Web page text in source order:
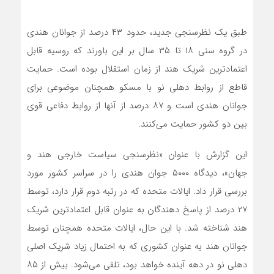
طبق یک نظرسنجی جدید، حدود ۴۳ درصد از جوانان هندی
در گروه سنی ۱۸ تا ۳۵ سال بر این باورند که روسیه قابل
اعتمادترین شریک هند از زمان استقلال بوده است. حمایت
قاطع از روابط دهلی نو با مسکو همچنان موضوعی برای
جوانان هندی است و ۸۷ درصد از آنها از روابط دفاعی قوی
بین دو کشور حمایت می‌کنند.
این گزارش با عنوان «نظرسنجی سیاست خارجی هند و
جهان»، دیدگاه ۵۰۰۰ جوان هندی را در سراسر کشور مورد
بررسی قرار داد. ایالات متحده که در رتبه دوم قرار دارد، توسط
۲۷ درصد از پاسخ دهندگان به عنوان قابل اعتمادترین شریک
هند شناخته شد. با این حال، ایالات متحده همچنان توسط
جوانان هند به عنوان کشوری که به احتمال زیاد شریک اصلی
دهلی نو در دهه آینده خواهد بود، تلقی می‌شود. بیش از ۸۵